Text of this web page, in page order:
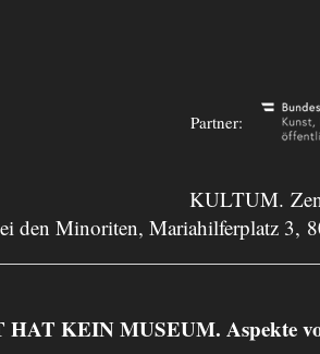
Partner:
KULTUM.
den Minoriten, Mariahilferplatz 3,
HAT KEIN MUSEUM. Aspekte